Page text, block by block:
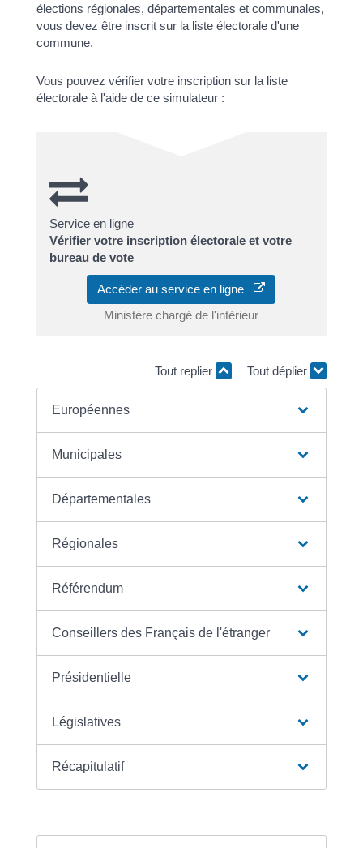
élections régionales, départementales et communales,
vous devez être inscrit sur la liste électorale d'une
commune.
Vous pouvez vérifier votre inscription sur la liste
électorale à l'aide de ce simulateur :
Service en ligne
Vérifier votre inscription électorale et votre
bureau de vote
Accéder au service en ligne
Ministère chargé de l'intérieur
Tout replier Tout déplier
Européennes
Municipales
Départementales
Régionales
Référendum
Conseillers des Français de l'étranger
Présidentielle
Législatives
Récapitulatif